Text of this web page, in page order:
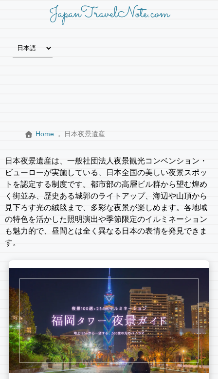
JapanTravelNote.com
Home 日本夜景遺産
日本夜景遺産は、一般社団法人夜景観光コンベンション・
ビューローが実施している、日本全国の美しい夜景スポッ
トを認定する制度です。都市部の高層ビル群から望む煌め
く街並み、歴史ある城郭のライトアップ、海辺や山頂から
見下ろす光の絨毯まで、多彩な夜景が楽しめます。各地域
の特色を活かした照明演出や季節限定のイルミネーション
も魅力的で、昼間とは全く異なる日本の表情を発見できま
す。